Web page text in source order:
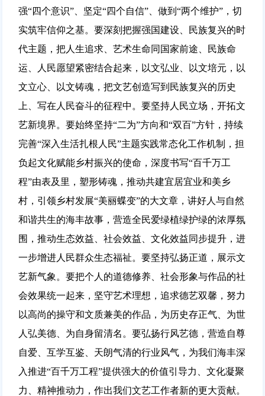
强“四个意识”、坚定“四个自信”、做到“两个维护”，切
实筑牢信仰之基。要深刻把握强国建设、民族复兴的时
代主题，把人生追求、艺术生命同国家前途、民族命
运、人民愿望紧密结合起来，以文弘业、以文培元，以
文立心、以文铸魂，把文艺创造写到民族复兴的历史
上、写在人民奋斗的征程中。要坚持人民立场，开拓文
艺新境界。要始终坚持“二为”方向和“双百”方针，持续
完善“深入生活扎根人民”主题实践常态化工作机制，担
负起文化赋能乡村振兴的使命，深度书写“百千万工
程”由表及里，塑形铸魂，推动共建宜居宜业和美乡
村，引领乡村发展“美丽蝶变”的大文章，讲好人与自然
和谐共生的海丰故事，营造全民爱绿植绿护绿的浓厚氛
围，推动生态效益、社会效益、文化效益同步提升，进
一步增进人民群众生态福祉。要坚持弘扬正道，展示文
艺新气象。要把个人的道德修养、社会形象与作品的社
会效果统一起来，坚守艺术理想，追求德艺双馨，努力
以高尚的操守和文质兼美的作品，为历史存正气、为世
人弘美德、为自身留清名。要弘扬行风艺德，营造自尊
自爱、互学互鉴、天朗气清的行业风气，为我们海丰深
入推进“百千万工程”提供强大的价值引导力、文化凝聚
力、精神推动力，作出我们文艺工作者新的更大贡献。